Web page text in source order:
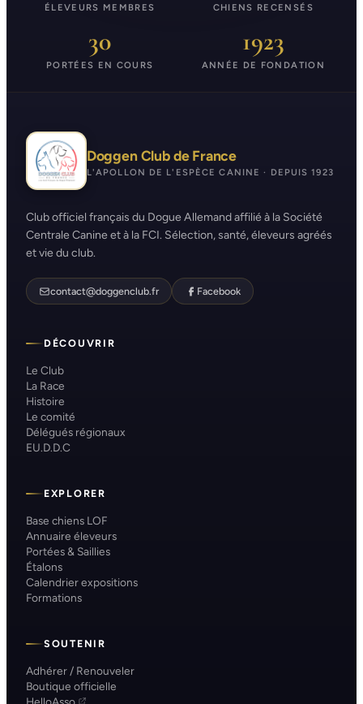
ÉLEVEURS MEMBRES CHIENS RECENSÉS
30
PORTÉES EN COURS
1923
ANNÉE DE FONDATION
Doggen Club de France
L'APOLLON DE L'ESPÈCE CANINE · DEPUIS 1923
Club officiel français du Dogue Allemand affilié à la Société
Centrale Canine et à la FCI. Sélection, santé, éleveurs agréés
et vie du club.
contact@doggenclub.fr Facebook
DÉCOUVRIR
Le Club
La Race
Histoire
Le comité
Délégués régionaux
EU.D.D.C
EXPLORER
Base chiens LOF
Annuaire éleveurs
Portées & Saillies
Étalons
Calendrier expositions
Formations
SOUTENIR
Adhérer / Renouveler
Boutique officielle